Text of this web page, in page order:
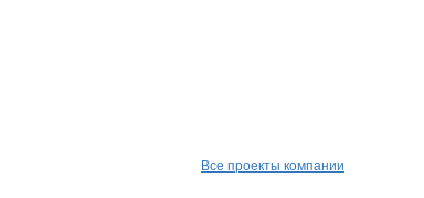
Все проекты компании